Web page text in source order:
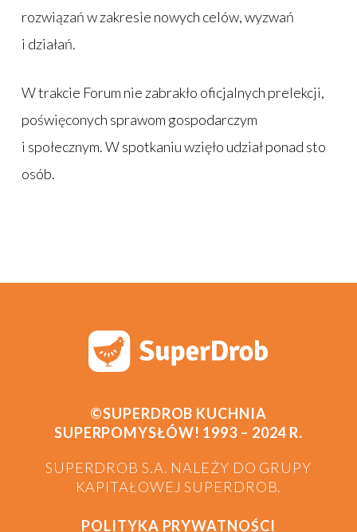
rozwiązań w zakresie nowych celów, wyzwań
i działań.
W trakcie Forum nie zabrakło oficjalnych prelekcji,
poświęconych sprawom gospodarczym
i społecznym. W spotkaniu wzięło udział ponad sto
osób.
©SUPERDROB KUCHNIA
SUPERPOMYSŁÓW! 1993 – 2024 R.
SUPERDROB S.A. NALEŻY DO GRUPY
KAPITAŁOWEJ SUPERDROB.
POLITYKA PRYWATNOŚCI